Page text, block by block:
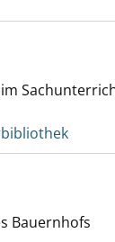
Bauernhofs